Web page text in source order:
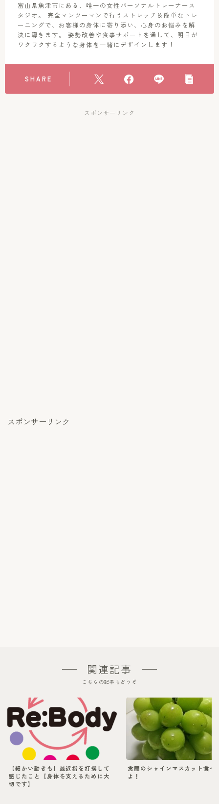
富山県魚津市にある、唯一の女性パーソナルトレーナース
タジオ。 完全マンツーマンで行うストレッチ＆簡単なトレ
ーニングで、お客様の身体に寄り添い、心身のお悩みを解
決に導きます。 姿勢改善や食事サポートを通して、明日が
ワクワクするような身体を一緒にデザインします！
SHARE
スポンサーリンク
スポンサーリンク
関連記事
こちらの記事もどうぞ
【細かい動きも】最近指を打撲して
感じたこと【身体を支えるために大
切です】
念願のシャインマスカット食べ
よ！